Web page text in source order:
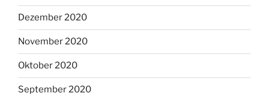
Dezember 2020
November 2020
Oktober 2020
September 2020